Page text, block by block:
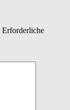
Erforderliche